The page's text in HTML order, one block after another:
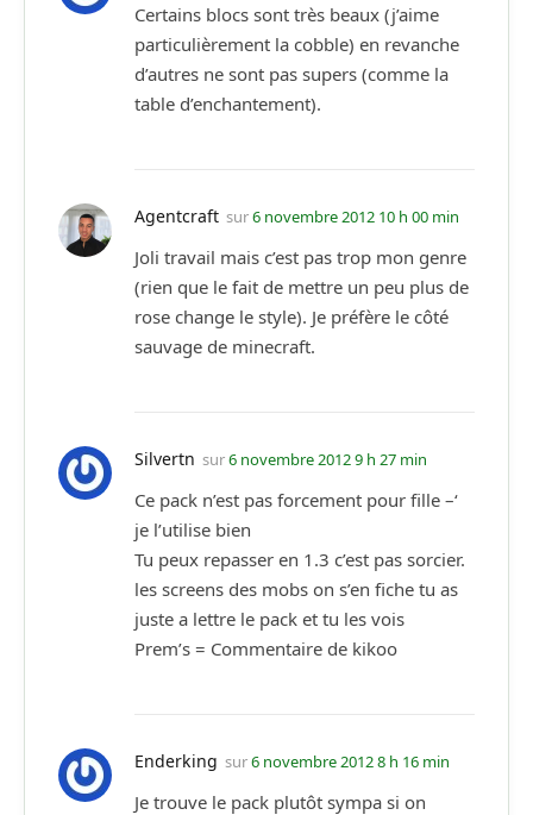
Certains blocs sont très beaux (j’aime
particulièrement la cobble) en revanche
d’autres ne sont pas supers (comme la
table d’enchantement).
Agentcraft sur6 novembre 2012 10 h 00 min
Joli travail mais c’est pas trop mon genre
(rien que le fait de mettre un peu plus de
rose change le style). Je préfère le côté
sauvage de minecraft.
Silvertn sur6 novembre 2012 9 h 27 min
Ce pack n’est pas forcement pour fille –‘
je l’utilise bien
Tu peux repasser en 1.3 c’est pas sorcier.
les screens des mobs on s’en fiche tu as
juste a lettre le pack et tu les vois
Prem’s = Commentaire de kikoo
Enderking sur6 novembre 2012 8 h 16 min
Je trouve le pack plutôt sympa si on